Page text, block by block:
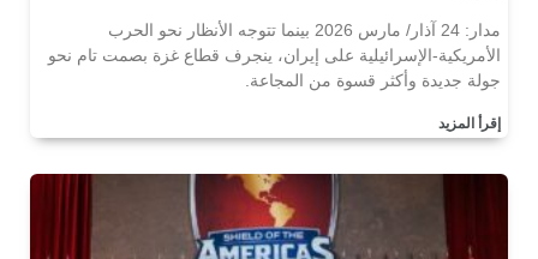
مدار: 24 آذار/ مارس 2026 بينما تتوجه الأنظار نحو الحرب
الأمريكية-الإسرائيلية على إيران، ينجرف قطاع غزة بصمت تام نحو
جولة جديدة وأكثر قسوة من المجاعة.
إقرأ المزيد